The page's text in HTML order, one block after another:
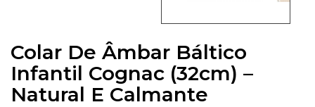
Colar De Âmbar Báltico
Infantil Cognac (32cm) –
Natural E Calmante